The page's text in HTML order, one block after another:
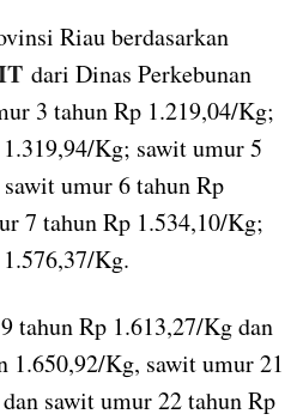
Riau berdasarkan
dari Dinas Perkebunan
3 tahun Rp 1.219,04/Kg;
Kg; sawit umur 5
umur 6 tahun Rp
7 tahun Rp 1.534,10/Kg;
Kg.
tahun Rp 1.613,27/Kg dan
1.650,92/Kg, sawit umur 21
sawit umur 22 tahun Rp